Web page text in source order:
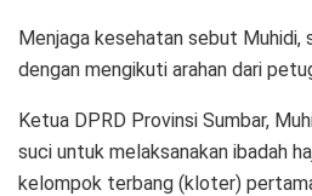
Menjaga kesehatan sebut Muhidi,
dengan mengikuti arahan dari
Ketua DPRD Provinsi Sumbar,
suci untuk melaksanakan ibadah
kelompok terbang (kloter)